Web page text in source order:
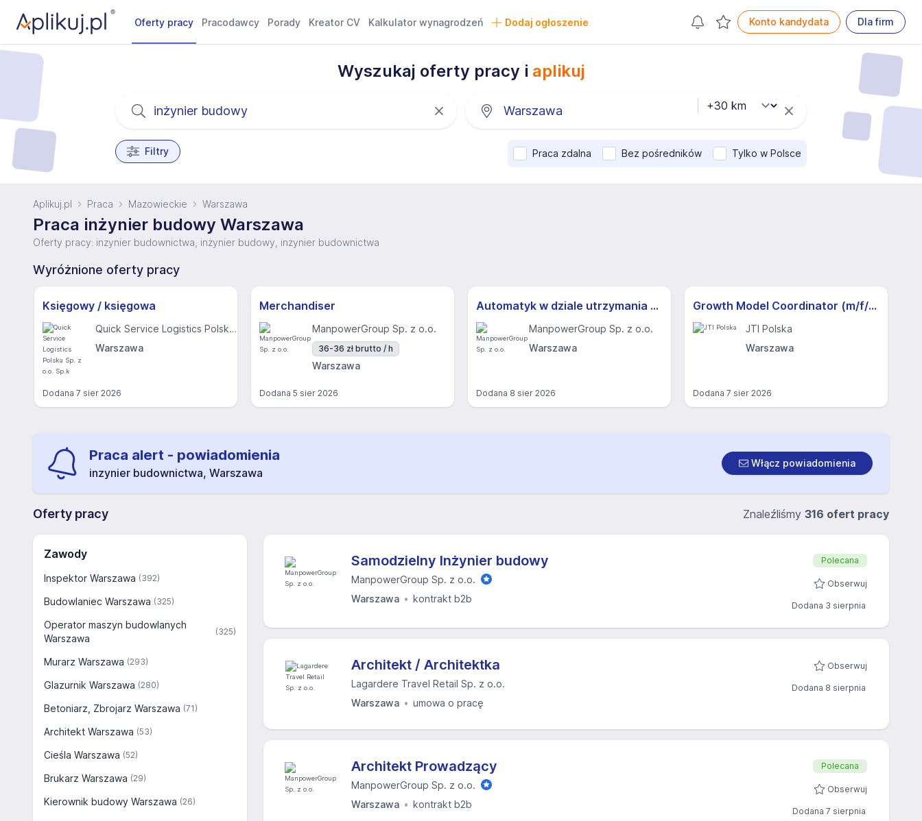
Oferty pracy Pracodawcy Porady Kreator CV Kalkulator wynagrodzeń Dodaj ogłoszenie Konto kandydata Dla firm
Wyszukaj oferty pracy i aplikuj
Filtry Praca zdalna Bez pośredników Tylko w Polsce
Aplikuj.pl Praca Mazowieckie Warszawa
Praca inżynier budowy Warszawa
Oferty pracy: inzynier budownictwa, inżynier budowy, inżynier budownictwa
Wyróżnione oferty pracy
Księgowy / księgowa
Quick Service Logistics Polska Sp. z o.o. Sp.k
Warszawa
Dodana 7 sier 2026
Merchandiser
ManpowerGroup Sp. z o.o.
36-36 zł brutto / h
Warszawa
Dodana 5 sier 2026
Automatyk w dziale utrzymania ruchu
ManpowerGroup Sp. z o.o.
Warszawa
Dodana 8 sier 2026
Growth Model Coordinator (m/f/d)
JTI Polska
Warszawa
Dodana 7 sier 2026
Praca alert - powiadomienia
inzynier budownictwa, Warszawa
Włącz powiadomienia
Oferty pracy Znaleźliśmy 316 ofert pracy
Zawody
Inspektor Warszawa (392)
Budowlaniec Warszawa (325)
Operator maszyn budowlanych
Warszawa
(325)
Murarz Warszawa (293)
Glazurnik Warszawa (280)
Betoniarz, Zbrojarz Warszawa (71)
Architekt Warszawa (53)
Cieśla Warszawa (52)
Brukarz Warszawa (29)
Kierownik budowy Warszawa (26)
Samodzielny Inżynier budowy
ManpowerGroup Sp. z o.o.
Warszawa
kontrakt b2b
Polecana
Obserwuj
Dodana 3 sierpnia
Architekt / Architektka
Lagardere Travel Retail Sp. z o.o.
Warszawa
umowa o pracę
Obserwuj
Dodana 8 sierpnia
Architekt Prowadzący
ManpowerGroup Sp. z o.o.
Warszawa
kontrakt b2b
Polecana
Obserwuj
Dodana 7 sierpnia